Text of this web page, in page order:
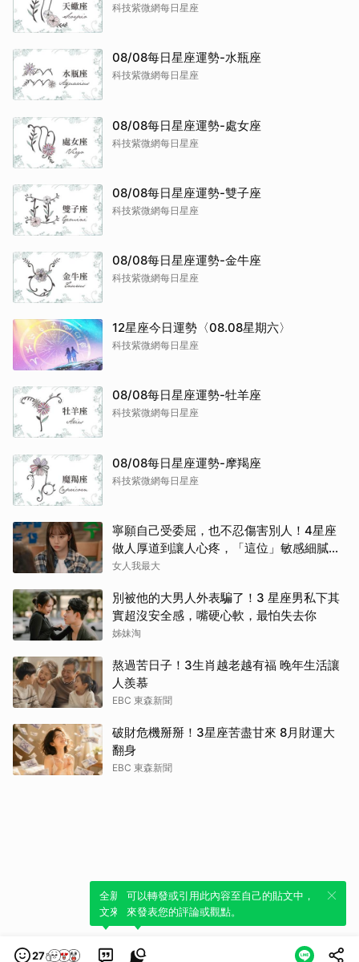
科技紫微網每日星座
08/08每日星座運勢-水瓶座
科技紫微網每日星座
08/08每日星座運勢-處女座
科技紫微網每日星座
08/08每日星座運勢-雙子座
科技紫微網每日星座
08/08每日星座運勢-金牛座
科技紫微網每日星座
12星座今日運勢〈08.08星期六〉
科技紫微網每日星座
08/08每日星座運勢-牡羊座
科技紫微網每日星座
08/08每日星座運勢-摩羯座
科技紫微網每日星座
寧願自己受委屈，也不忍傷害別人！4星座
做人厚道到讓人心疼，「這位」敏感細膩搞
得自己不斷內耗
女人我最大
別被他的大男人外表騙了！3 星座男私下其
實超沒安全感，嘴硬心軟，最怕失去你
姊妹淘
熬過苦日子！3生肖越老越有福 晚年生活讓
人羨慕
EBC 東森新聞
破財危機掰掰！3星座苦盡甘來 8月財運大
翻身
EBC 東森新聞
27
全新體驗！一鍵引用此內容，透過發布貼
文來輕鬆表達個人立場。
可以轉發或引用此內容至自己的貼文中，
來發表您的評論或觀點。